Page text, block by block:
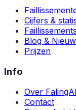
Cijfers &
Blog &
Prijzen
Info
Over
Contact